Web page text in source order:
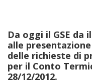
Da oggi il GSE da
alle presentazione
delle richieste di
per il Conto
28/12/2012.